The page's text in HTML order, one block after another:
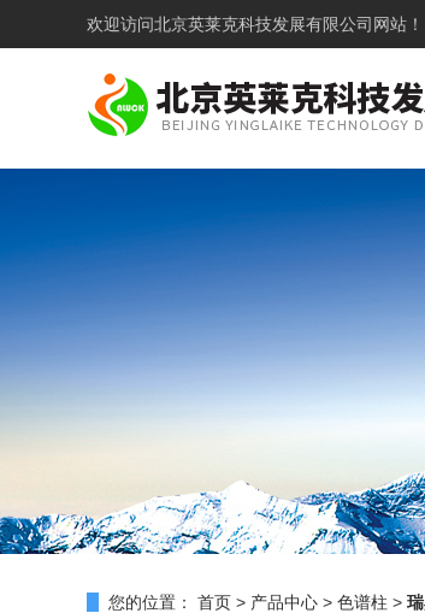
欢迎访问北京英莱克科技发展有限公司网站！
您的位置： 首页 > 产品中心 > 色谱柱 >